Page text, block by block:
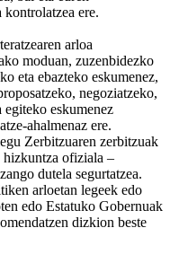
ere.
arloa
moduan, zuzenbidezko
eta ebazteko eskumenez,
negoziatzeko,
eskumenez
ahalmenaz ere.
Zerbitzuaren zerbitzuak
hizkuntza ofiziala –
dutela segurtatzea.
arloetan legeek edo
edo Estatuko Gobernuak
dizkion beste